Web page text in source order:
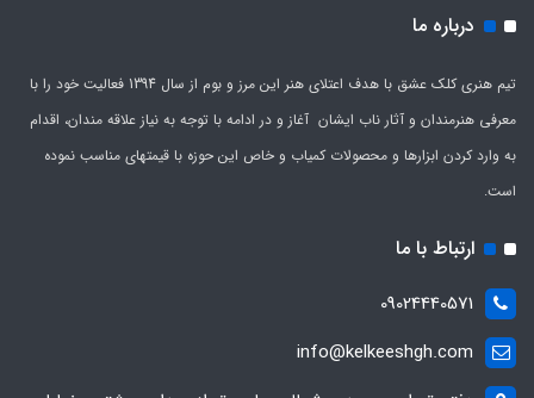
درباره ما
تیم هنری کلک عشق با هدف اعتلای هنر این مرز و بوم از سال 1394 فعالیت خود را با
معرفی هنرمندان و آثار ناب ایشان آغاز و در ادامه با توجه به نیاز علاقه مندان، اقدام
به وارد کردن ابزارها و محصولات کمیاب و خاص این حوزه با قیمتهای مناسب نموده
است.
ارتباط با ما
09024440571
info@kelkeeshgh.com